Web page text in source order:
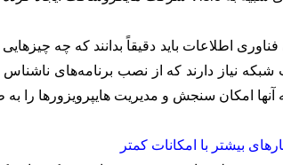
فناوری اطلاعات باید دقیقاً بدانند که چه
شبکه نیاز دارند که از نصب برنامه‌های
آنها امکان سنجش و مدیریت هایپرویزورها را
بیشتر با امکانات کمتر